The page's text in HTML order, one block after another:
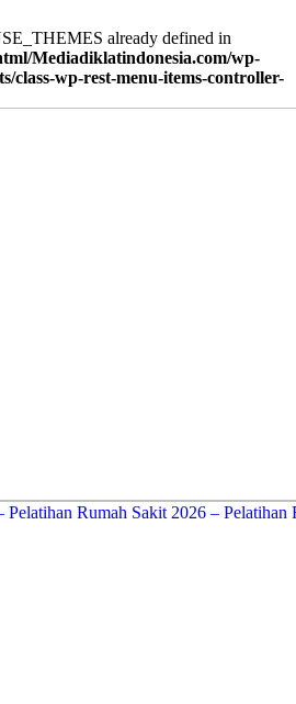
already defined in
Mediadiklatindonesia.com/wp-
class-wp-rest-menu-items-controller-